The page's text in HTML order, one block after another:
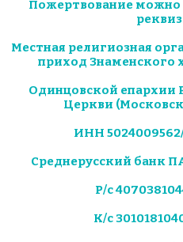
Пожертвование
Местная религиозная
приход Знаменского
Одинцовской епархии
Церкви
ИНН
Среднерусский банк
Р/с
К/с